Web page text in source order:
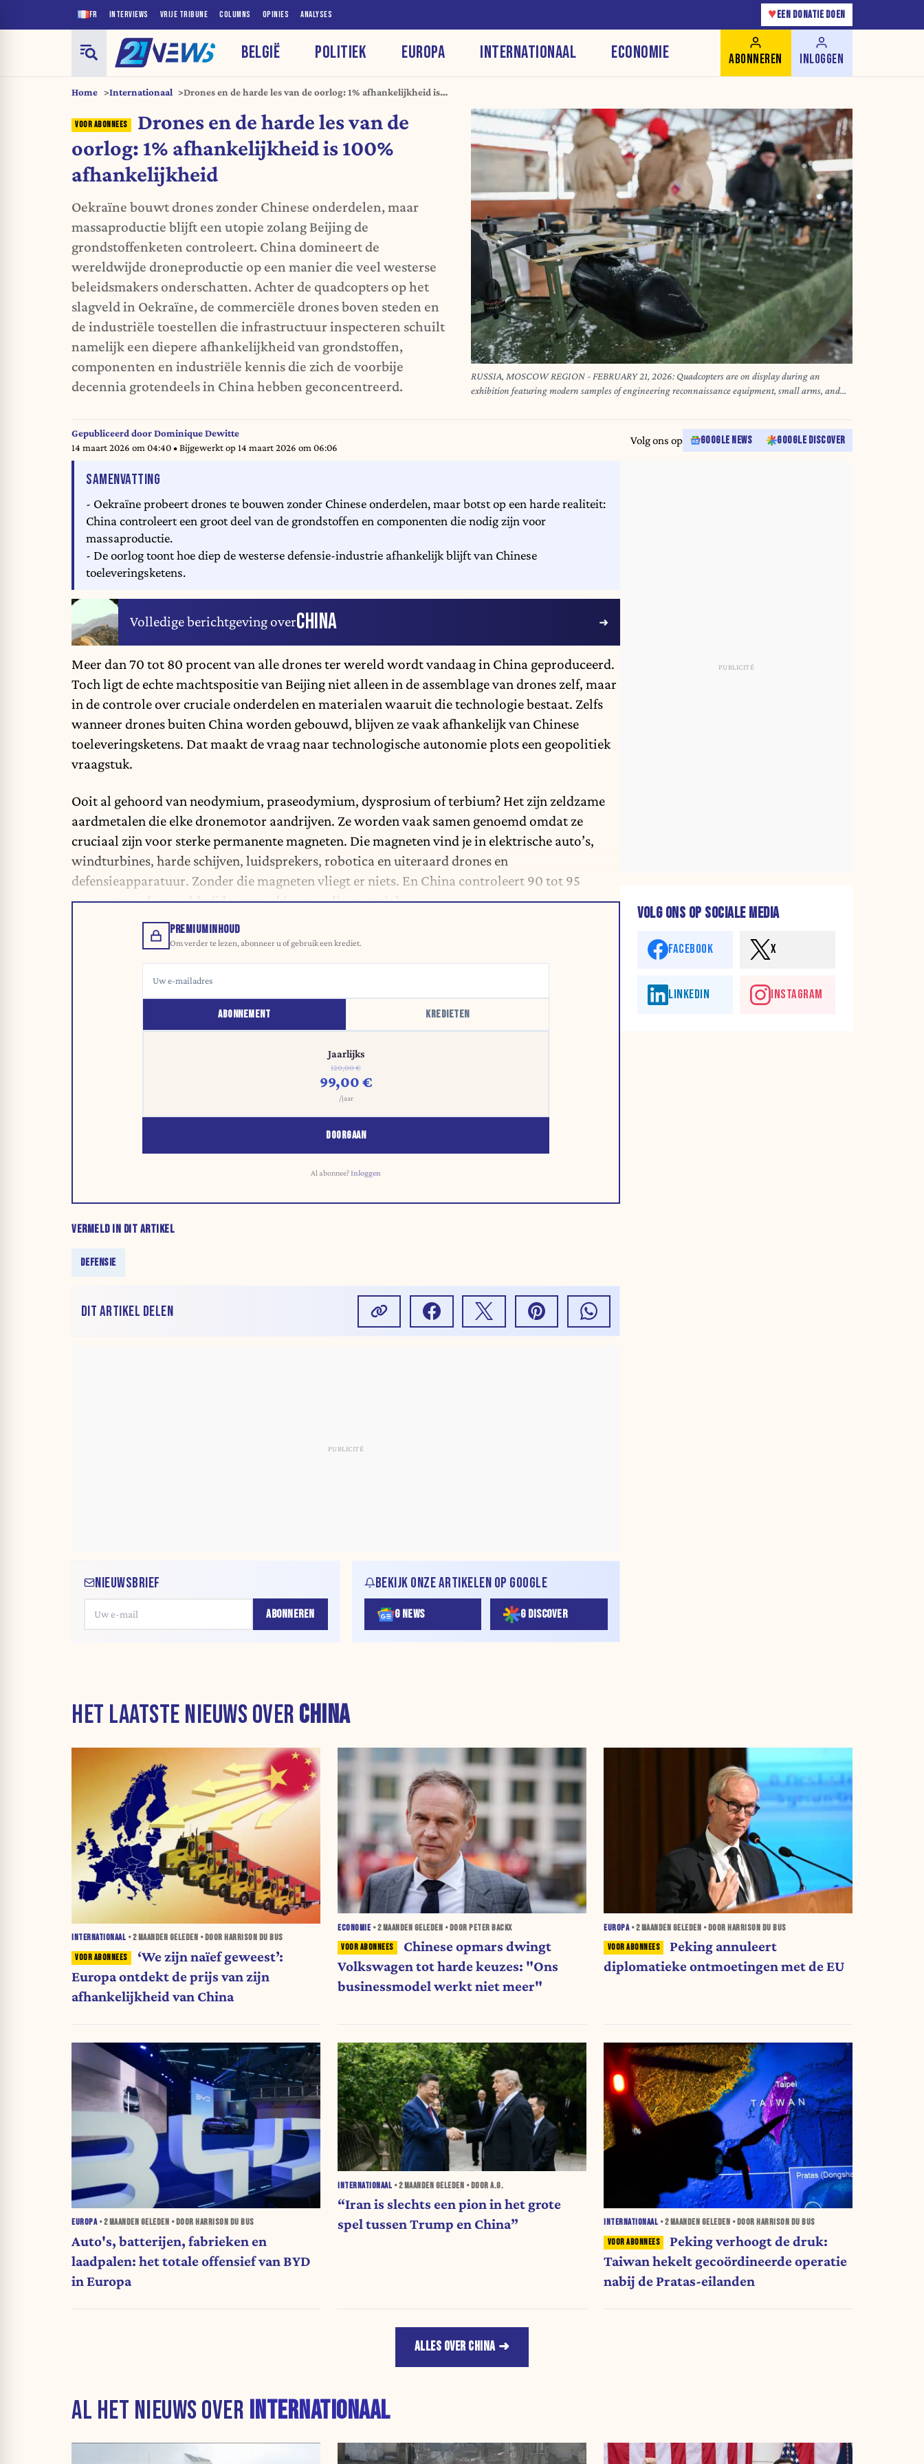
FR INTERVIEWS VRIJE TRIBUNE COLUMNS OPINIES ANALYSES ♥ EEN DONATIE DOEN
BELGIË POLITIEK EUROPA INTERNATIONAAL ECONOMIE ABONNEREN INLOGGEN
Home Internationaal
Drones en de harde les van de oorlog: 1% afhankelijkheid is
Drones en de harde les van de
oorlog: 1% afhankelijkheid is 100%
afhankelijkheid
Oekraïne bouwt drones zonder Chinese onderdelen, maar
massaproductie blijft een utopie zolang Beijing de
grondstoffenketen controleert. China domineert de
wereldwijde droneproductie op een manier die veel westerse
beleidsmakers onderschatten. Achter de quadcopters op het
slagveld in Oekraïne, de commerciële drones boven steden en
de industriële toestellen die infrastructuur inspecteren schuilt
namelijk een diepere afhankelijkheid van grondstoffen,
componenten en industriële kennis die zich de voorbije
decennia grotendeels in China hebben geconcentreerd.
RUSSIA, MOSCOW REGION - FEBRUARY 21, 2026: Quadcopters are on display during an
exhibition featuring modern samples of engineering reconnaissance equipment, small arms, and
objects and UAVs (quadcopter and FPV types) used in the zone of the special military operation. The
exhibition is held during a ceremony to award an Order of Suvorov to the 45th Separate Guards
Engineer Brigade of the Moscow Military District for the courage and heroism demonstrated during
Gepubliceerd doorDominique Dewitte
14 maart 2026 om 04:40• Bijgewerkt op14 maart 2026 om 06:06
Volg ons op GOOGLE NEWS GOOGLE DISCOVER
SAMENVATTING
- Oekraïne probeert drones te bouwen zonder Chinese onderdelen, maar botst op een harde realiteit:
China controleert een groot deel van de grondstoffen en componenten die nodig zijn voor
massaproductie.
- De oorlog toont hoe diep de westerse defensie-industrie afhankelijk blijft van Chinese
toeleveringsketens.
Volledige berichtgeving overCHINA
Meer dan 70 tot 80 procent van alle drones ter wereld wordt vandaag in China geproduceerd.
Toch ligt de echte machtspositie van Beijing niet alleen in de assemblage van drones zelf, maar
in de controle over cruciale onderdelen en materialen waaruit die technologie bestaat. Zelfs
wanneer drones buiten China worden gebouwd, blijven ze vaak afhankelijk van Chinese
toeleveringsketens. Dat maakt de vraag naar technologische autonomie plots een geopolitiek
vraagstuk.
Ooit al gehoord van neodymium, praseodymium, dysprosium of terbium? Het zijn zeldzame
aardmetalen die elke dronemotor aandrijven. Ze worden vaak samen genoemd omdat ze
cruciaal zijn voor sterke permanente magneten. Die magneten vind je in elektrische auto’s,
windturbines, harde schijven, luidsprekers, robotica en uiteraard drones en
defensieapparatuur. Zonder die magneten vliegt er niets. En China controleert 90 tot 95
procent van de wereldwijde verwerking van die materialen.
PREMIUMINHOUD
Om verder te lezen, abonneer u of gebruik een krediet.
ABONNEMENT KREDIETEN
Jaarlijks
120,00 €
99,00 €
/jaar
DOORGAAN
Al abonnee?Inloggen
VERMELD IN DIT ARTIKEL
DEFENSIE
DIT ARTIKEL DELEN
NIEUWSBRIEF
ABONNEREN
BEKIJK ONZE ARTIKELEN OP GOOGLE
G NEWS G DISCOVER
VOLG ONS OP SOCIALE MEDIA
FACEBOOK X
LINKEDIN INSTAGRAM
HET LAATSTE NIEUWS OVER CHINA
INTERNATIONAAL •2 MAANDEN GELEDEN • DOOR HARRISON DU BUS
‘We zijn naïef geweest’:
Europa ontdekt de prijs van zijn
afhankelijkheid van China
ECONOMIE •2 MAANDEN GELEDEN • DOOR PETER BACKX
Chinese opmars dwingt
Volkswagen tot harde keuzes: "Ons
businessmodel werkt niet meer"
EUROPA•2 MAANDEN GELEDEN • DOOR HARRISON DU BUS
Peking annuleert
diplomatieke ontmoetingen met de EU
EUROPA•2 MAANDEN GELEDEN • DOOR HARRISON DU BUS
Auto's, batterijen, fabrieken en
laadpalen: het totale offensief van BYD
in Europa
INTERNATIONAAL •2 MAANDEN GELEDEN • DOOR A.G.
“Iran is slechts een pion in het grote
spel tussen Trump en China”
INTERNATIONAAL •2 MAANDEN GELEDEN • DOOR HARRISON DU BUS
Peking verhoogt de druk:
Taiwan hekelt gecoördineerde operatie
nabij de Pratas-eilanden
ALLES OVER CHINA
AL HET NIEUWS OVER INTERNATIONAAL